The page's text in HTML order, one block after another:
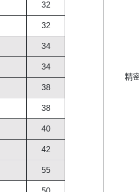
精
32
32
34
34
38
38
40
42
55